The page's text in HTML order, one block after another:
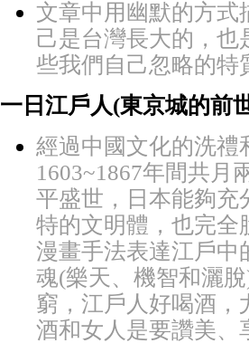
文章中用幽默的方式
己是台灣長大的，也
些我們自己忽略的特
一日江戶人(東京城的前
經過中國文化的洗禮
1603~1867年間共月
平盛世，日本能夠充
特的文明體，也完全
漫畫手法表達江戶中
魂(樂天、機智和灑
窮，江戶人好喝酒，
酒和女人是要讚美、